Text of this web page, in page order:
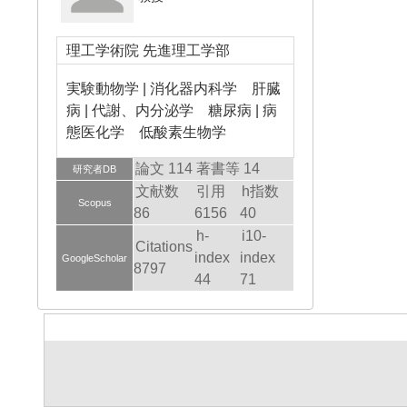
理工学術院 先進理工学部
実験動物学 | 消化器内科学 肝臓
病 | 代謝、内分泌学 糖尿病 | 病
態医化学 低酸素生物学
研究者DB 論文 114 著書等 14
Scopus
文献数
86
引用
6156
h指数
40
GoogleScholar
Citations
8797
h-
index
44
i10-
index
71